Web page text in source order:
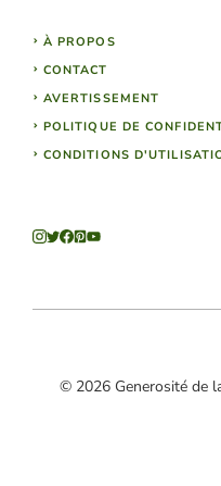
À PROPOS
CONTACT
AVERTISSEMENT
POLITIQUE DE
CONDITIONS
© 2026 Generosité de